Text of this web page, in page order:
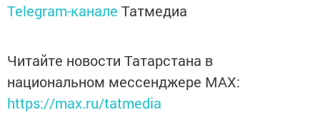
Telegram-канале Татмедиа
Читайте новости Татарстана в
национальном мессенджере MАХ:
https://max.ru/tatmedia